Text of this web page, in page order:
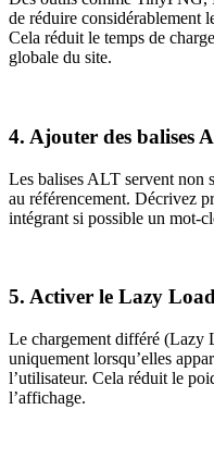
de réduire considérablement
Cela réduit le temps de
globale du site.
4. Ajouter des balises
Les balises ALT servent non
au référencement. Décrivez
intégrant si possible un mot-
5. Activer le Lazy
Le chargement différé (Lazy
uniquement lorsqu’elles
l’utilisateur. Cela réduit le
l’affichage.